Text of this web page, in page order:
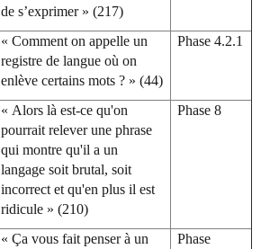
de s’exprimer » (217)
« Comment on appelle un
registre de langue où on
enlève certains mots ? » (44)
Phase 4.2.1
« Alors là est-ce qu'on
pourrait relever une phrase
qui montre qu'il a un
langage soit brutal, soit
incorrect et qu'en plus il est
ridicule » (210)
Phase 8
« Ça vous fait penser à un
Phase